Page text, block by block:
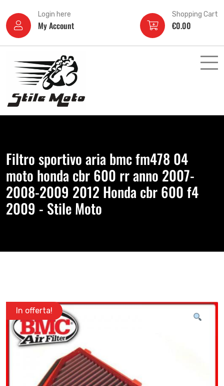
Login here
My Account
Shopping Cart
€0.00
Filtro sportivo aria bmc fm478 04
moto honda cbr 600 rr anno 2007-
2008-2009 2012 Honda cbr 600 f4
2009 - Stile Moto
In offerta!